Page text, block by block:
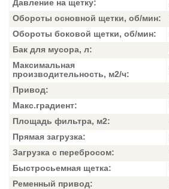
Давление на щетку:
Обороты основной щетки, об/мин:
Обороты боковой щетки, об/мин:
Бак для мусора, л:
Максимальная
производительность, м2/ч:
Привод:
Макс.градиент:
Площадь фильтра, м2:
Прямая загрузка:
Загрузка с перебросом:
Быстросьемная щетка:
Ременный привод: